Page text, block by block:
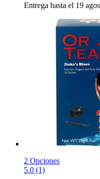
Entrega hasta el 19
2 Opciones
5.0 (1)